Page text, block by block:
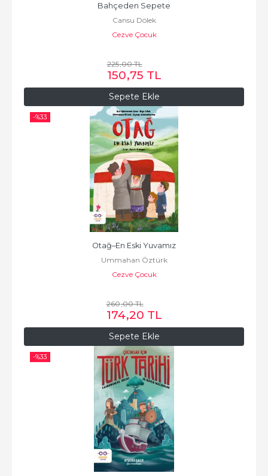
Sepete Ekle
Bahçeden Sepete
Cansu Dölek
Cezve Çocuk
225,00TL
150,75 TL
-%33
Sepete Ekle
Otağ–En Eski Yuvamız
Ummahan Öztürk
Cezve Çocuk
260,00TL
174,20 TL
-%33